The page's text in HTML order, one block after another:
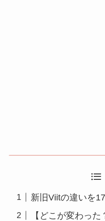
新旧Viitの違いを
【どこが変わっ